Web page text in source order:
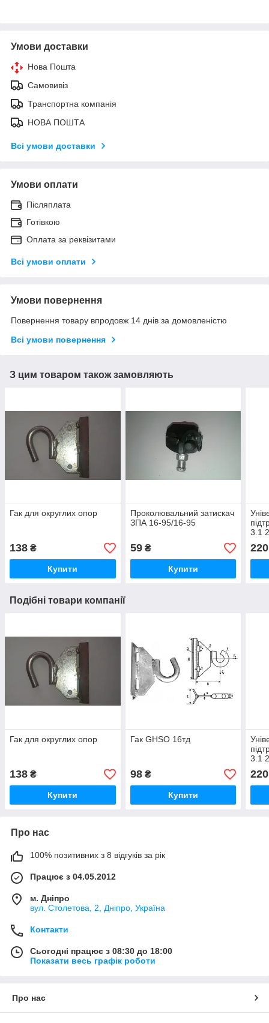
Умови доставки
Нова Пошта
Самовивіз
Транспортна компанія
НОВА ПОШТА
Всі умови доставки
Умови оплати
Післяплата
Готівкою
Оплата за реквізитами
Всі умови оплати
Умови повернення
Повернення товару впродовж 14 днів за домовленістю
Всі умови повернення
З цим товаром також замовляють
Гак для округлих опор
138 ₴
Купити
Проколювальний затискач
ЗПА 16-95/16-95
59₴
Купити
3.1
220
Подібні товари компанії
Гак для округлих опор
138 ₴
Купити
Гак GHSO 16тд
98₴
Купити
3.1
220
Про нас
100% позитивних з 8 відгуків за рік
Працює з 04.05.2012
м. Дніпро
вул. Столетова, 2, Дніпро, Україна
Контакти
Сьогодні працює з 08:30 до 18:00
Показати весь графік роботи
Про нас